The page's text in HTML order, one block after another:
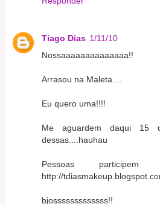
Tiago Dias 1/11/10
Nossaaaaaaaaaaaaaa!!
Arrasou na Maleta....
Eu quero uma!!!!
Me aguardem daqui 15
dessas....hauhau
Pessoas
http://
bjosssssssssssss!!